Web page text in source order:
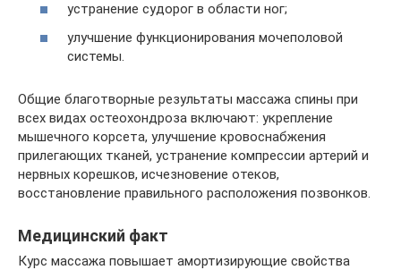
устранение судорог в области ног;
улучшение функционирования мочеполовой
системы.
Общие благотворные результаты массажа спины при
всех видах остеохондроза включают: укрепление
мышечного корсета, улучшение кровоснабжения
прилегающих тканей, устранение компрессии артерий и
нервных корешков, исчезновение отеков,
восстановление правильного расположения позвонков.
Медицинский факт
Курс массажа повышает амортизирующие свойства